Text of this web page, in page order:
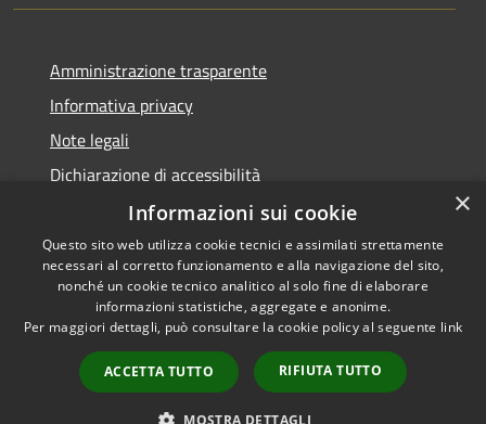
Amministrazione trasparente
Informativa privacy
Note legali
Dichiarazione di accessibilità
Accessibilità
Privacy
Mappa del sito
×
Informazioni sui cookie
Questo sito web utilizza cookie tecnici e assimilati strettamente
necessari al corretto funzionamento e alla navigazione del sito,
nonché un cookie tecnico analitico al solo fine di elaborare
informazioni statistiche, aggregate e anonime.
Per maggiori dettagli, può consultare la cookie policy al seguente link
ACCETTA TUTTO RIFIUTA TUTTO
MOSTRA DETTAGLI